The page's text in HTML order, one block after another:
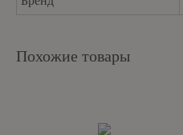
Похожие товары